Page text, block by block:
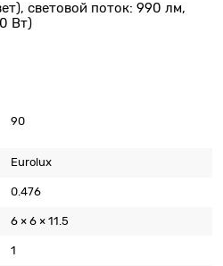
световой поток: 990 лм,
Вт)
90
Eurolux
0.476
6 × 6 × 11.5
1